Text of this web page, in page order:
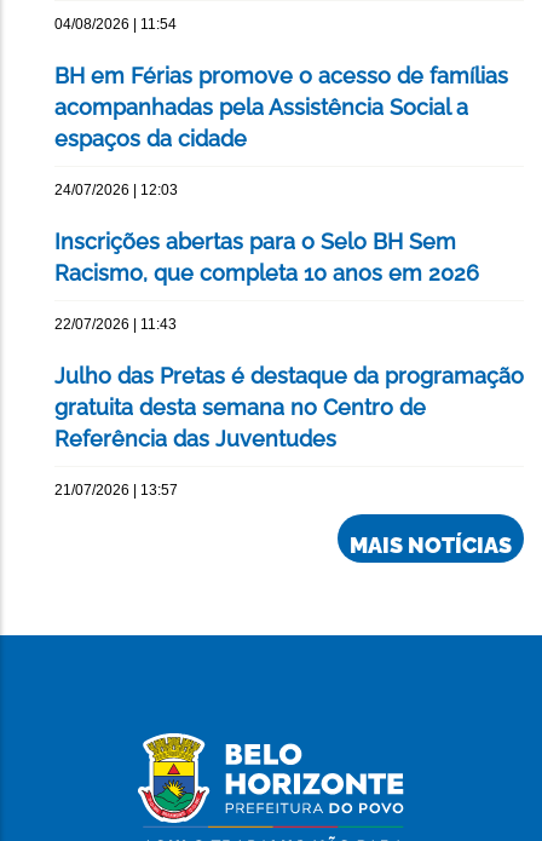
04/08/2026 | 11:54
BH em Férias promove o acesso de famílias
acompanhadas pela Assistência Social a
espaços da cidade
24/07/2026 | 12:03
Inscrições abertas para o Selo BH Sem
Racismo, que completa 10 anos em 2026
22/07/2026 | 11:43
Julho das Pretas é destaque da programação
gratuita desta semana no Centro de
Referência das Juventudes
21/07/2026 | 13:57
MAIS NOTÍCIAS